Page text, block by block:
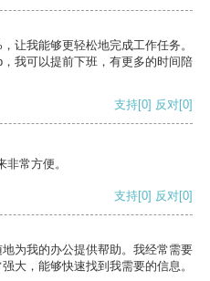
让我能够更轻松地完成工作任务。
我可以提前下班，有更多的时间陪
支持[0] 反对[0]
常方便。
支持[0] 反对[0]
为我的办公提供帮助。我经常需要
大，能够快速找到我需要的信息。